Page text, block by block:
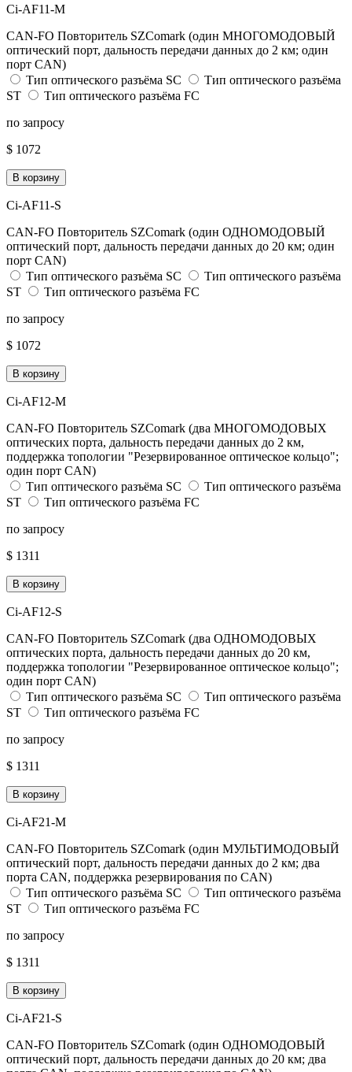
Ci-AF11-M
CAN-FO Повторитель SZComark (один МНОГОМОДОВЫЙ
оптический порт, дальность передачи данных до 2 км; один
порт CAN)
Тип оптического разъёма SC
Тип оптического разъёма
ST
Тип оптического разъёма FC
по запросу
$ 1072
В корзину
Ci-AF11-S
CAN-FO Повторитель SZComark (один ОДНОМОДОВЫЙ
оптический порт, дальность передачи данных до 20 км; один
порт CAN)
Тип оптического разъёма SC
Тип оптического разъёма
ST
Тип оптического разъёма FC
по запросу
$ 1072
В корзину
Ci-AF12-M
CAN-FO Повторитель SZComark (два МНОГОМОДОВЫХ
оптических порта, дальность передачи данных до 2 км,
поддержка топологии "Резервированное оптическое кольцо";
один порт CAN)
Тип оптического разъёма SC
Тип оптического разъёма
ST
Тип оптического разъёма FC
по запросу
$ 1311
В корзину
Ci-AF12-S
CAN-FO Повторитель SZComark (два ОДНОМОДОВЫХ
оптических порта, дальность передачи данных до 20 км,
поддержка топологии "Резервированное оптическое кольцо";
один порт CAN)
Тип оптического разъёма SC
Тип оптического разъёма
ST
Тип оптического разъёма FC
по запросу
$ 1311
В корзину
Ci-AF21-M
CAN-FO Повторитель SZComark (один МУЛЬТИМОДОВЫЙ
оптический порт, дальность передачи данных до 2 км; два
порта CAN, поддержка резервирования по CAN)
Тип оптического разъёма SC
Тип оптического разъёма
ST
Тип оптического разъёма FC
по запросу
$ 1311
В корзину
Ci-AF21-S
CAN-FO Повторитель SZComark (один ОДНОМОДОВЫЙ
оптический порт, дальность передачи данных до 20 км; два